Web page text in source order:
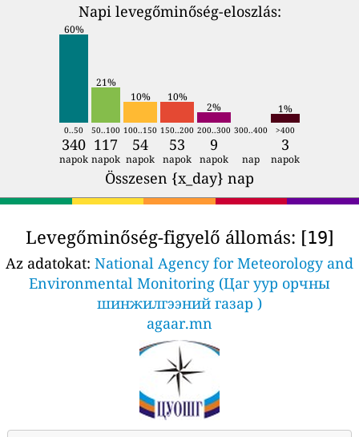
Napi levegőminőség-eloszlás:
60%
21%
10%
10%
2% 1%
0..50 50..100 100..150 150..200 200..300 300..400 >400
340 117 54 53 9 3
napok napok napok napok napok nap napok
Összesen {x_day} nap
Levegőminőség-figyelő állomás: [19]
Az adatokat: National Agency for Meteorology and
Environmental Monitoring (Цаг уур орчны
шинжилгээний газар )
agaar.mn